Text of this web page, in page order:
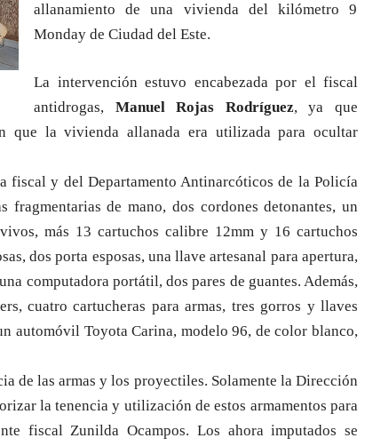
allanamiento de una vivienda del kilómetro 9
Monday de Ciudad del Este.
La intervención estuvo encabezada por el fiscal
antidrogas, Manuel Rojas Rodríguez, ya que
que la vivienda allanada era utilizada para ocultar
fiscal y del Departamento Antinarcóticos de la Policía
fragmentarias de mano, dos cordones detonantes, un
más 13 cartuchos calibre 12mm y 16 cartuchos
dos porta esposas, una llave artesanal para apertura,
computadora portátil, dos pares de guantes. Además,
cuatro cartucheras para armas, tres gorros y llaves
automóvil Toyota Carina, modelo 96, de color blanco,
de las armas y los proyectiles. Solamente la Dirección
la tenencia y utilización de estos armamentos para
fiscal Zunilda Ocampos. Los ahora imputados se